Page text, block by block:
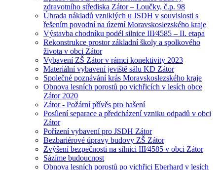
zdravotního střediska Zátor – Loučky, č.p. 98
Úhrada nákladů vzniklých u JSDH v souvislosti s
řešením povodní na území Moravskoslezského kraje
Výstavba chodníku podél silnice III⁄4585 – II. etapa
Rekonstrukce prostor základní školy a spolkového
života v obci Zátor
Vybavení ZŠ Zátor v rámci konektivity 2023
Materiální vybavení jeviště sálu KD Zátor
Společné poznávání krás Moravskoslezského kraje
Obnova lesních porostů po vichřicích v lesích obce
Zátor 2020
Zátor - Požární přívěs pro hašení
Posílení separace a předcházení vzniku odpadů v obci
Zátor
Pořízení vybavení pro JSDH Zátor
Bezbariérové úpravy budovy ZŠ Zátor
Zvýšení bezpečnosti na silnici III⁄4585 v obci Zátor
Sázíme budoucnost
Obnova lesních porostů po vichřici Eberhard v lesích